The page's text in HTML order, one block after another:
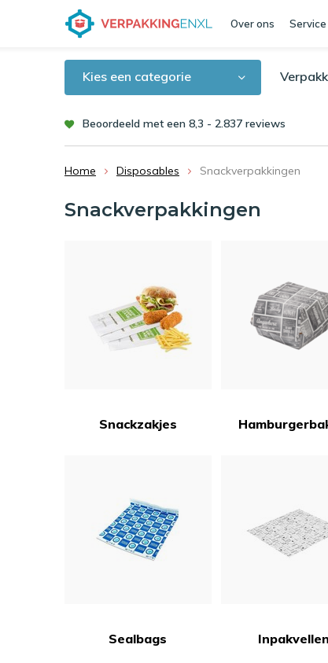
Over ons Service
Kies een categorie
Beoordeeld met een 8,3 - 2.837 reviews
Home Disposables Snackverpakkingen
Snackverpakkingen
Snackzakjes
Sealbags Inpakvellen